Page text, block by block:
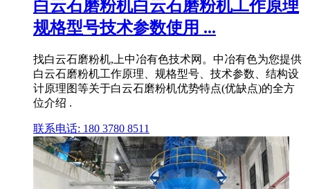
白云石磨粉机白云石磨粉机工作原理
规格型号技术参数使用 ...
找白云石磨粉机,上中冶有色技术网。中冶有色为您提供
白云石磨粉机工作原理、规格型号、技术参数、结构设
计原理图等关于白云石磨粉机优势特点(优缺点)的全方
位介绍 .
联系电话: 180 3780 8511